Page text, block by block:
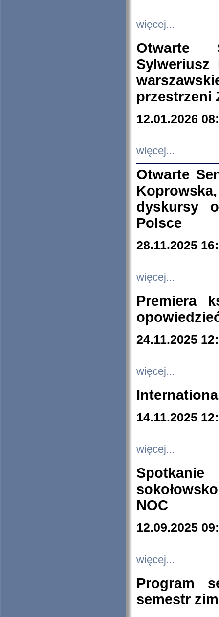
więcej...
Otwarte
Sylweriusz
przestrzeni
12.01.2026
więcej...
Otwarte
dyskursy
Polsce
28.11.2025
więcej...
Premiera
24.11.2025
więcej...
14.11.2025
więcej...
NOC
12.09.2025
więcej...
Program
semestr